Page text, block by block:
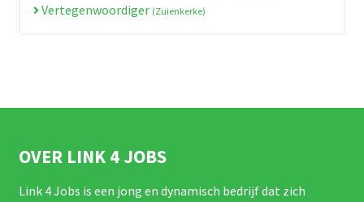
Vertegenwoordiger (Zuienkerke)
OVER LINK 4 JOBS
Link 4 Jobs is een jong en dynamisch bedrijf dat zich